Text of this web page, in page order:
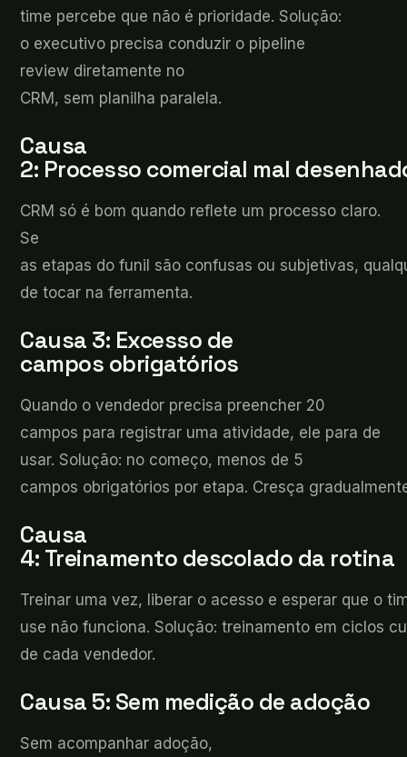
time percebe que não é prioridade. Solução:
o executivo precisa conduzir o pipeline
review diretamente no
CRM, sem planilha paralela.
Causa
2: Processo comercial mal
CRM só é bom quando reflete um processo claro.
Se
as etapas do funil são confusas ou subjetivas,
de tocar na ferramenta.
Causa 3: Excesso de
campos obrigatórios
Quando ovendedor precisa preencher 20
campos para registrar uma atividade, ele para de
usar. Solução: no começo, menos de 5
campos obrigatórios por etapa. Cresça
Causa
4: Treinamento descolado da rotina
Treinar uma vez, liberar o acesso e esperar que o
use não funciona. Solução: treinamento em ciclos
de cada vendedor.
Causa 5: Sem medição de adoção
Sem acompanhar adoção,